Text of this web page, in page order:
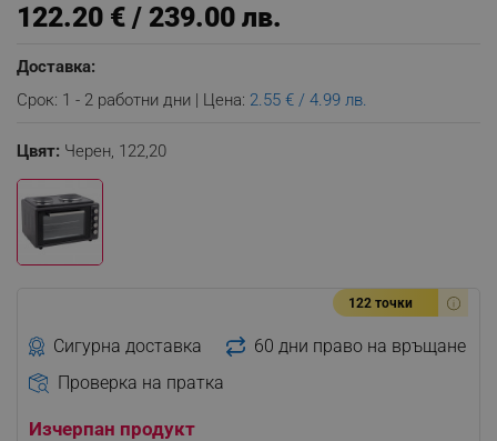
122.20 € / 239.00 лв.
Доставка:
Срок: 1 - 2 работни дни | Цена: 2.55 € / 4.99 лв.
Цвят: Черен, 122,20
122 точки
Сигурна доставка
60 дни право на връщане
Проверка на пратка
Изчерпан продукт